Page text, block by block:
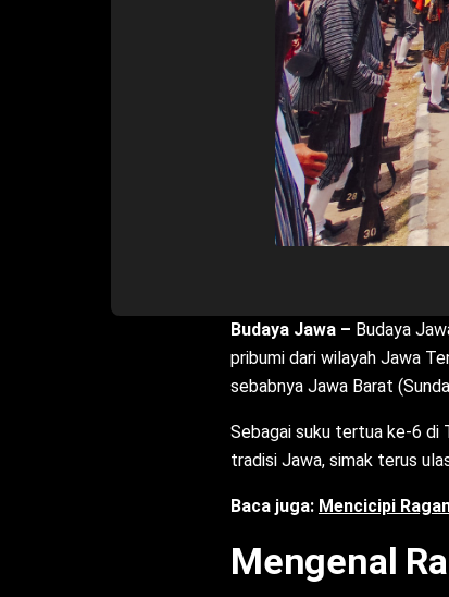
Budaya Jawa – Budaya
pribumi dari wilayah Jawa
sebabnya Jawa Barat
Sebagai suku tertua ke-6 di
tradisi Jawa, simak terus
Baca juga: Mencicipi
Mengenal